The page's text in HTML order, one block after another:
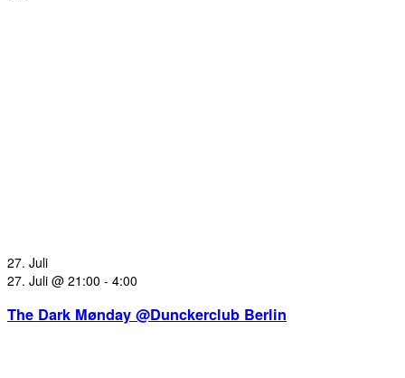
27. Juli
27. Juli @ 21:00 - 4:00
The Dark Mønday @Dunckerclub Berlin